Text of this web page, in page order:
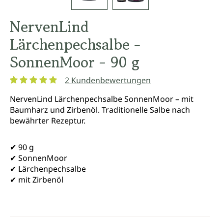
NervenLind
Lärchenpechsalbe -
SonnenMoor - 90 g
2 Kundenbewertungen
NervenLind Lärchenpechsalbe SonnenMoor – mit
Baumharz und Zirbenöl. Traditionelle Salbe nach
bewährter Rezeptur.
✔ 90 g
✔ SonnenMoor
✔ Lärchenpechsalbe
✔ mit Zirbenöl